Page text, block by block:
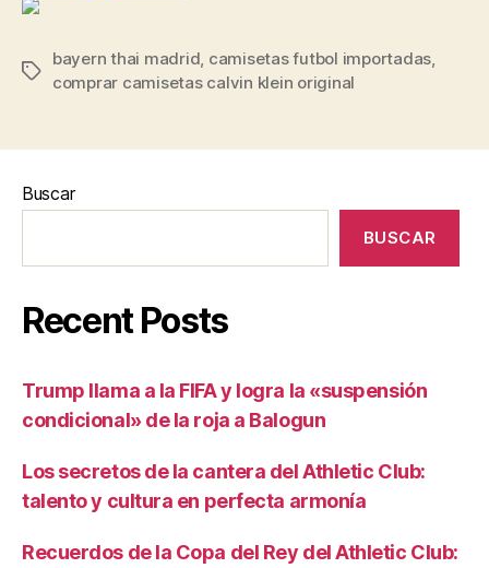
Etiquetas
bayern thai madrid camisetas futbol importadas
comprar camisetas calvin klein original
Buscar
BUSCAR
Recent Posts
Trump llama a la FIFA y logra la «suspensión
condicional» de la roja a Balogun
Los secretos de la cantera del Athletic Club:
talento y cultura en perfecta armonía
Recuerdos de la Copa del Rey del Athletic Club: